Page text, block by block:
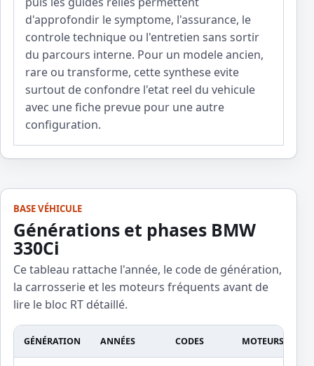
d'approfondir le symptome, l'assurance, le
controle technique ou l'entretien sans sortir
du parcours interne. Pour un modele ancien,
rare ou transforme, cette synthese evite
surtout de confondre l'etat reel du vehicule
avec une fiche prevue pour une autre
configuration.
BASE VÉHICULE
Générations et phases BMW
330Ci
Ce tableau rattache l'année, le code de génération,
la carrosserie et les moteurs fréquents avant de
lire le bloc RT détaillé.
GÉNÉRATION ANNÉES CODES MOTEURS ET